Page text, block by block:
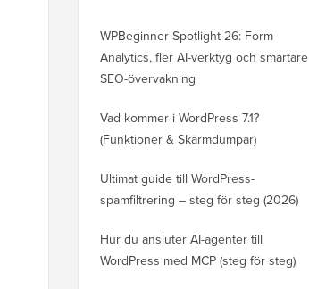
WPBeginner Spotlight 26: Form
Analytics, fler AI-verktyg och smartare
SEO-övervakning
Vad kommer i WordPress 7.1?
(Funktioner & Skärmdumpar)
Ultimat guide till WordPress-
spamfiltrering – steg för steg (2026)
Hur du ansluter AI-agenter till
WordPress med MCP (steg för steg)